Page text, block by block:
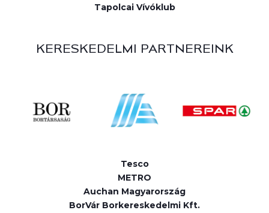
Tapolcai Vívóklub
KERESKEDELMI PARTNEREINK
Tesco
METRO
Auchan Magyarország
BorVár Borkereskedelmi Kft.